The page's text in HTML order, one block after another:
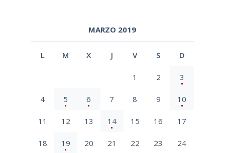
MARZO 2019
L M X J V S D
1 2 3
4 5 6 7 8 9 10
11 12 13 14 15 16 17
18 19 20 21 22 23 24